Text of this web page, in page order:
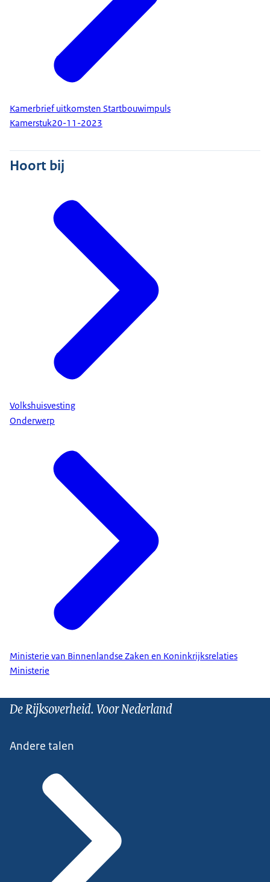
Kamerbrief uitkomsten Startbouwimpuls
Kamerstuk20-11-2023
Hoort bij
Volkshuisvesting
Onderwerp
Ministerie van Binnenlandse Zaken en Koninkrijksrelaties
Ministerie
De Rijksoverheid. Voor Nederland
Andere talen